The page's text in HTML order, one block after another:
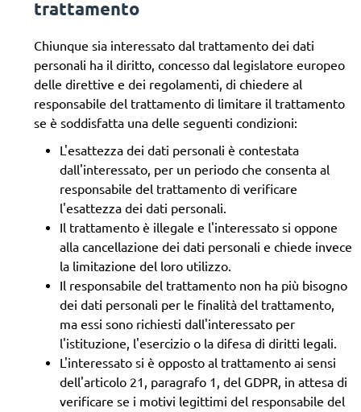
trattamento
Chiunque sia interessato dal trattamento dei dati
personali ha il diritto, concesso dal legislatore europeo
delle direttive e dei regolamenti, di chiedere al
responsabile del trattamento di limitare il trattamento
se è soddisfatta una delle seguenti condizioni:
L'esattezza dei dati personali è contestata
dall'interessato, per un periodo che consenta al
responsabile del trattamento di verificare
l'esattezza dei dati personali.
Il trattamento è illegale e l'interessato si oppone
alla cancellazione dei dati personali e chiede invece
la limitazione del loro utilizzo.
Il responsabile del trattamento non ha più bisogno
dei dati personali per le finalità del trattamento,
ma essi sono richiesti dall'interessato per
l'istituzione, l'esercizio o la difesa di diritti legali.
L'interessato si è opposto al trattamento ai sensi
dell'articolo 21, paragrafo 1, del GDPR, in attesa di
verificare se i motivi legittimi del responsabile del